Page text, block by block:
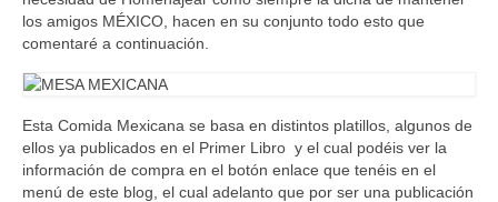
los amigos MÉXICO, hacen en su conjunto todo esto que
comentaré a continuación.
Esta Comida Mexicana se basa en distintos platillos, algunos de
ellos ya publicados en el Primer Libro y el cual podéis ver la
información de compra en el botón enlace que tenéis en el
menú de este blog, el cual adelanto que por ser una publicación